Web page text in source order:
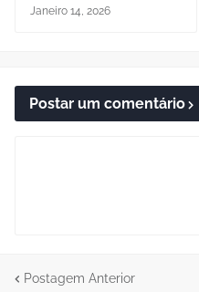
Janeiro 14, 2026
Postar um comentário
Postagem Anterior